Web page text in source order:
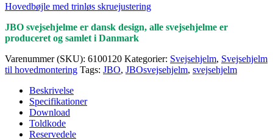
Hovedbøjle med trinløs skruejustering
JBO svejsehjelme er dansk design, alle svejsehjelme er
produceret og samlet i Danmark
Varenummer (SKU): 6100120 Kategorier: Svejsehjelm, Svejsehjelm
til hovedmontering Tags: JBO, JBOsvejsehjelm, svejsehjelm
Beskrivelse
Specifikationer
Download
Toldkode
Reservedele